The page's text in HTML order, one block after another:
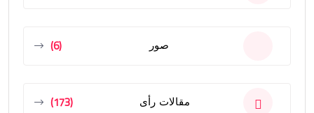
صور (6)
مقالات رأى (173)